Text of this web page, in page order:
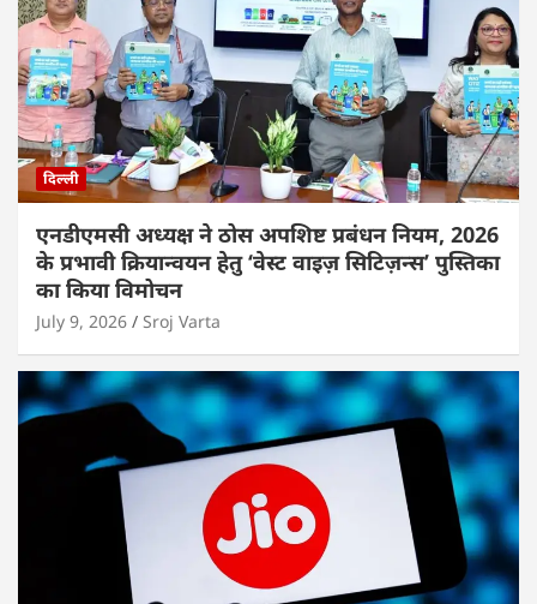
दिल्ली
एनडीएमसी अध्यक्ष ने ठोस अपशिष्ट प्रबंधन नियम, 2026
के प्रभावी क्रियान्वयन हेतु ‘वेस्ट वाइज़ सिटिज़न्स’ पुस्तिका
का किया विमोचन
July 9, 2026 Sroj Varta